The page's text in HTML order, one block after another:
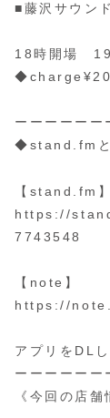
■藤沢サウン
18時開場 19
ーーーーーー
◆stand.fmと
【stand.fm】
https://
7743548
【note】
https://
アプリをDL
ーーーーーー
《今回の店舗